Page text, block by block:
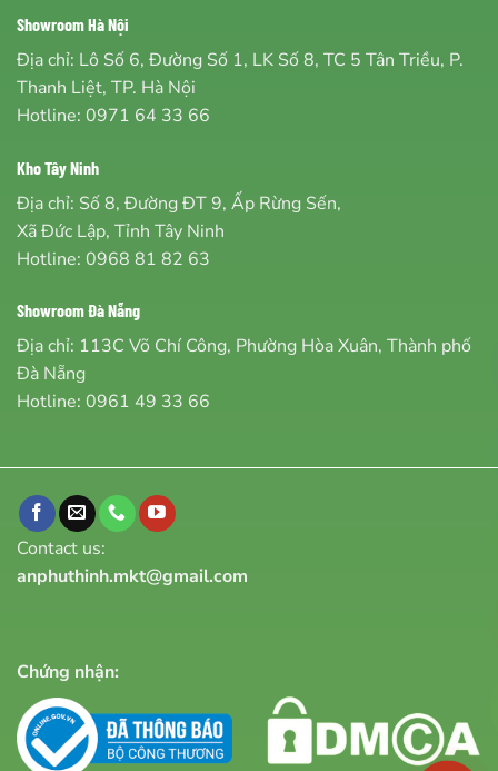
Showroom Hà Nội
Địa chỉ: Lô Số 6, Đường Số 1, LK Số 8, TC 5 Tân Triều, P.
Thanh Liệt, TP. Hà Nội
Hotline: 0971 64 33 66
Kho Tây Ninh
Địa chỉ: Số 8, Đường ĐT 9, Ấp Rừng Sến,
Xã Đức Lập, Tỉnh Tây Ninh
Hotline: 0968 81 82 63
Showroom Đà Nẵng
Địa chỉ: 113C Võ Chí Công, Phường Hòa Xuân, Thành phố
Đà Nẵng
Hotline: 0961 49 33 66
Contact us:
anphuthinh.mkt@gmail.com
Chứng nhận: